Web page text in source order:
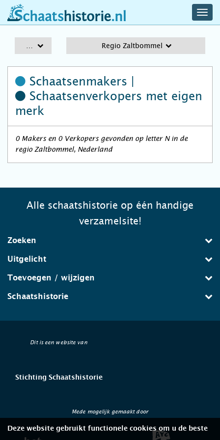
schaatshistorie.nl
Regio Zaltbommel
Schaatsenmakers |
Schaatsenverkopers met eigen
merk
0 Makers en 0 Verkopers gevonden op letter N in de
regio Zaltbommel, Nederland
Alle schaatshistorie op één handige
verzamelsite!
Zoeken
Uitgelicht
Toevoegen / wijzigen
Schaatshistorie
Dit is een website van
Stichting Schaatshistorie
Mede mogelijk gemaakt door
Deze website gebruikt functionele cookies om u de beste